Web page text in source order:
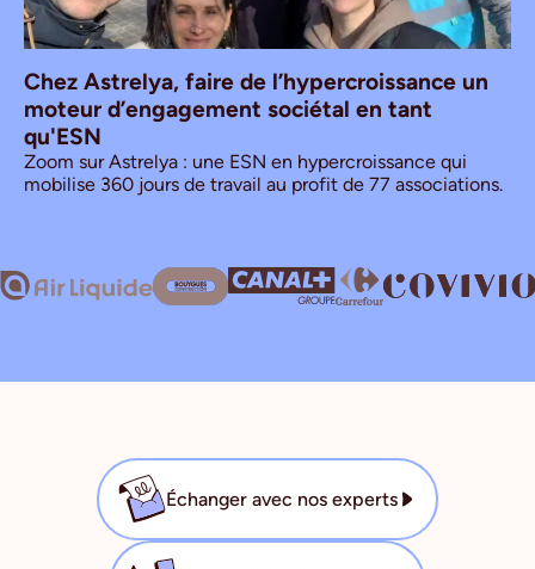
Chez Astrelya, faire de l’hypercroissance un
moteur d’engagement sociétal en tant
qu'ESN
Zoom sur Astrelya : une ESN en hypercroissance qui
mobilise 360 jours de travail au profit de 77 associations.
Échanger avec nos experts